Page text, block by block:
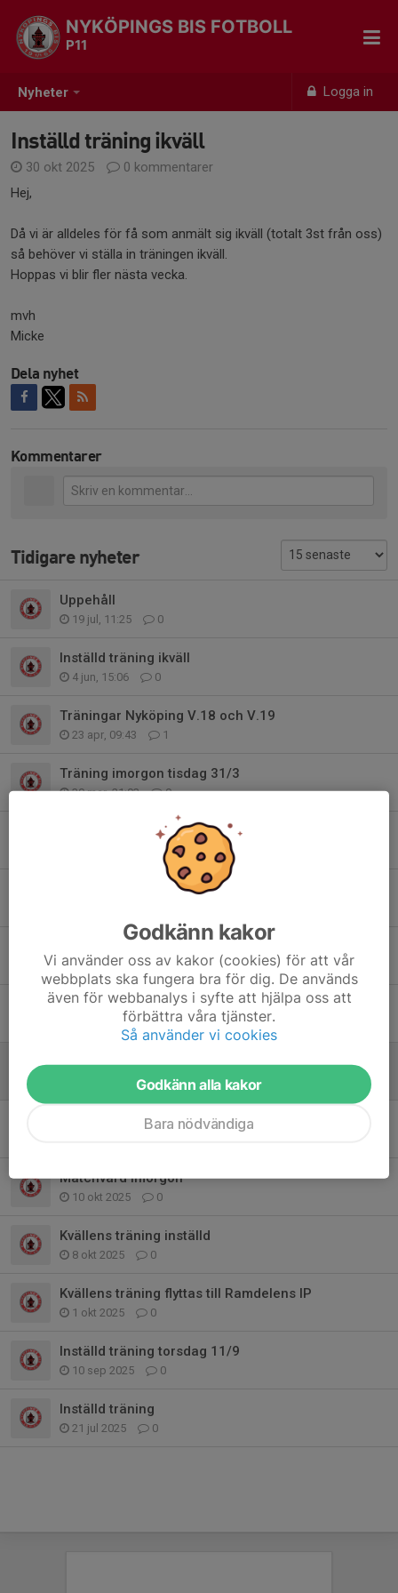
Nyheter Logga in
NYKÖPINGS BIS FOTBOLL
P11
Inställd träning ikväll
30 okt 2025
0 kommentarer
Hej,
Då vi är alldeles för få som anmält sig ikväll (totalt 3st från oss)
så behöver vi ställa in träningen ikväll.
Hoppas vi blir fler nästa vecka.
mvh
Micke
Dela nyhet
Kommentarer
Tidigare nyheter
Uppehåll
19 jul, 11:25 0
Inställd träning ikväll
4 jun, 15:06 0
Träningar Nyköping V.18 och V.19
23 apr, 09:43 1
Träning imorgon tisdag 31/3
30 mar, 21:03 0
Matchen mot IFK Norrköping i helgen inställd
0
Vårcupen i helgen
12 jan, 07:05 0
Träningsprogram
14 dec 2025 0
Inställd träning ikväll
0
Föräldraruppdrag Höstcupen
Matchvärd imorgon
10 okt 2025 0
Kvällens träning inställd
8 okt 2025 0
Kvällens träning flyttas till Ramdelens IP
1 okt 2025 0
Inställd träning torsdag 11/9
10 sep 2025 0
Inställd träning
21 jul 2025 0
Godkänn kakor
Vi använder oss av kakor (cookies) för att vår
webbplats ska fungera bra för dig. De används
även för webbanalys i syfte att hjälpa oss att
förbättra våra tjänster.
Så använder vi cookies
Godkänn alla kakor
Bara nödvändiga